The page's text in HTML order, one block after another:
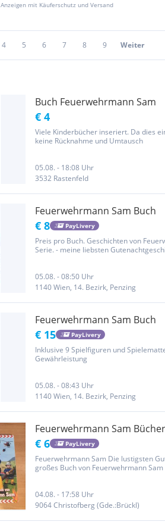
Anzeigen mit Käuferschutz und Versand
4 5 6 7 8 9 Weiter
Buch Feuerwehrmann Sam
€ 4
Viele Kinderbücher inseriert. Da dies
keine Rücknahme und Umtausch
05.08. - 18:08 Uhr
3532 Rastenfeld
Feuerwehrmann Sam Buch
€ 8 PayLivery
Preis pro Buch. Geschichten von
Serie. - meine liebsten
05.08. - 08:50 Uhr
1140 Wien, 14. Bezirk, Penzing
Feuerwehrmann Sam Buch
€ 15 PayLivery
Inklusive 9 Spielfiguren und
Gewährleistung
05.08. - 08:43 Uhr
1140 Wien, 14. Bezirk, Penzing
Feuerwehrmann Sam Bücher
€ 6 PayLivery
Feuerwehrmann Sam Die lustigsten
großes Buch von Feuerwehrmann
04.08. - 17:58 Uhr
9064 Christofberg (Gde.:Brückl)